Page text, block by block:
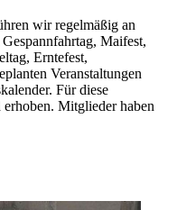
wir regelmäßig an
Maifest,
Erntefest,
Veranstaltungen
. Für diese
Mitglieder haben